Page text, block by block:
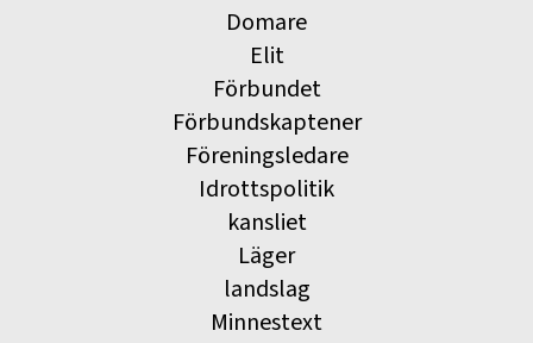
Domare
Elit
Förbundet
Förbundskaptener
Föreningsledare
Idrottspolitik
kansliet
Läger
landslag
Minnestext